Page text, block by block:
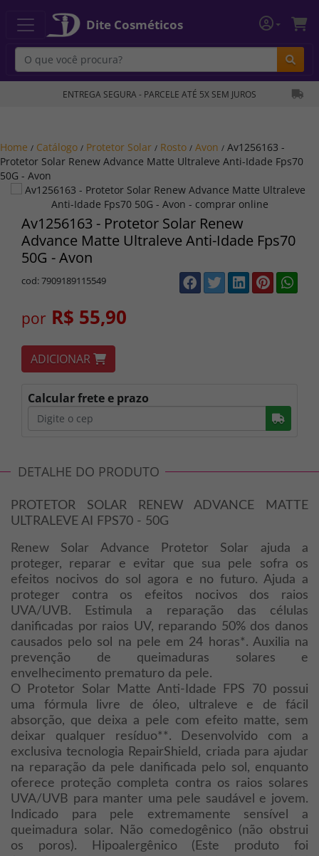
Dite Cosméticos
ENTREGA SEGURA - PARCELE ATÉ 5X SEM JUROS
Home / Catálogo / Protetor Solar / Rosto / Avon / Av1256163 -
Protetor Solar Renew Advance Matte Ultraleve Anti-Idade Fps70
50G - Avon
Av1256163 - Protetor Solar Renew
Advance Matte Ultraleve Anti-Idade Fps70
50G - Avon
cod: 7909189115549
por R$ 55,90
ADICIONAR
Calcular frete e prazo
DETALHE DO PRODUTO
PROTETOR SOLAR RENEW ADVANCE MATTE
ULTRALEVE AI FPS70 - 50G
Renew Solar Advance Protetor Solar ajuda a
proteger, reparar e evitar que sua pele sofra os
efeitos nocivos do sol agora e no futuro. Ajuda a
proteger contra os efeitos nocivos dos raios
UVA/UVB. Estimula a reparação das células
danificadas por raios UV, reparando 50% dos danos
causados pelo sol na pele em 24 horas*. Auxilia na
prevenção de queimaduras solares e
envelhecimento prematuro da pele.
O Protetor Solar Matte Anti-Idade FPS 70 possui
uma fórmula livre de óleo, ultraleve e de fácil
absorção, que deixa a pele com efeito matte, sem
deixar qualquer resíduo**. Desenvolvido com a
exclusiva tecnologia RepairShield, criada para ajudar
na reparação da pele danificada pelo sol, enquanto
oferece proteção completa contra os raios solares
UVA/UVB para manter uma pele saudável e jovem.
Indicado para pele extremamente sensível a
queimadura solar. Não comedogênico (não obstrui
os poros). Hipoalergênico (Este produto foi